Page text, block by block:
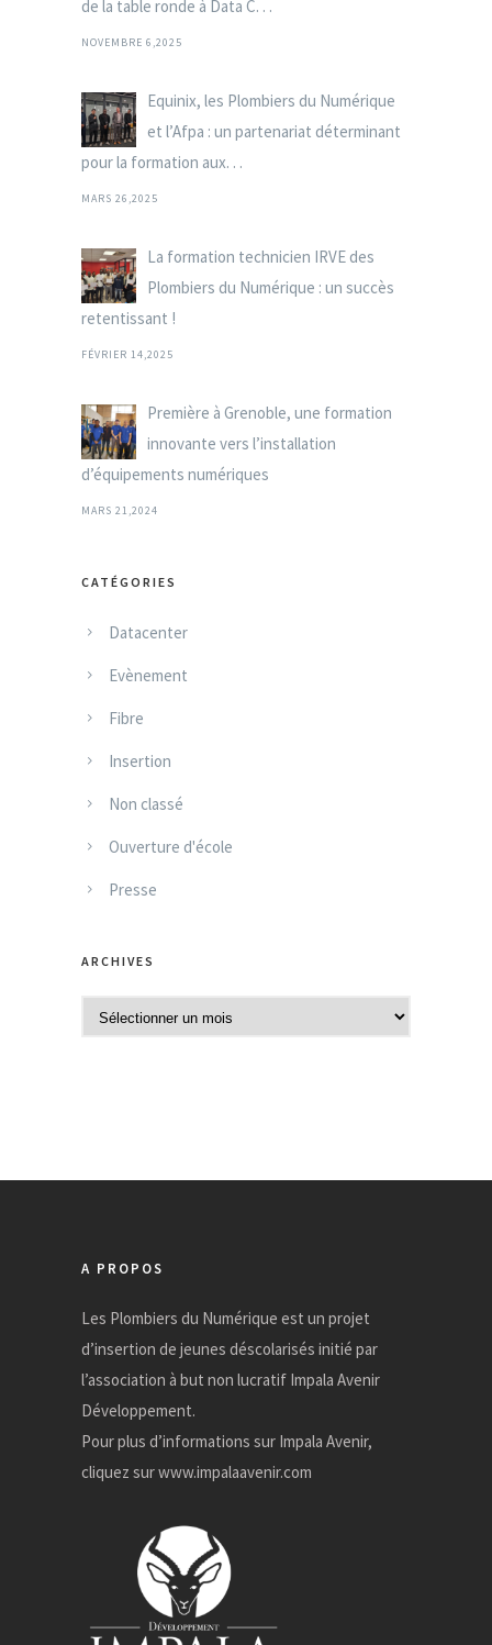
de la table ronde à Data C. . .
NOVEMBRE 6,2025
Equinix, les Plombiers du Numérique
et l’Afpa : un partenariat déterminant
pour la formation aux. . .
MARS 26,2025
La formation technicien IRVE des
Plombiers du Numérique : un succès
retentissant !
FÉVRIER 14,2025
Première à Grenoble, une formation
innovante vers l’installation
d’équipements numériques
MARS 21,2024
CATÉGORIES
Datacenter
Evènement
Fibre
Insertion
Non classé
Ouverture d'école
Presse
ARCHIVES
r
A PROPOS
Les Plombiers du Numérique est un projet
d’insertion de jeunes déscolarisés initié par
l’association à but non lucratif Impala Avenir
Développement.
Pour plus d’informations sur Impala Avenir,
cliquez surwww.impalaavenir.com